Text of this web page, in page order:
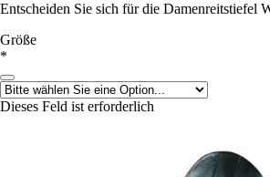
Entscheiden Sie sich für die Damenreitstiefel
Größe
*
Dieses Feld ist erforderlich